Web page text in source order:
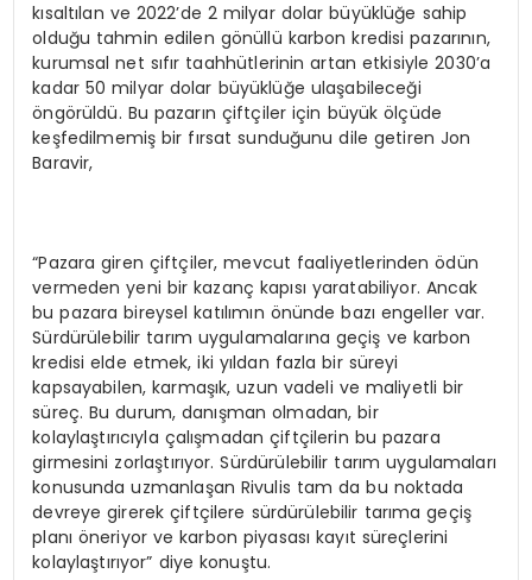
kısaltılan ve 2022’de 2 milyar dolar büyüklüğe sahip
olduğu tahmin edilen gönüllü karbon kredisi pazarının,
kurumsal net sıfır taahhütlerinin artan etkisiyle 2030’a
kadar 50 milyar dolar büyüklüğe ulaşabileceği
öngörüldü. Bu pazarın çiftçiler için büyük ölçüde
keşfedilmemiş bir fırsat sunduğunu dile getiren Jon
Baravir,
“Pazara giren çiftçiler, mevcut faaliyetlerinden ödün
vermeden yeni bir kazanç kapısı yaratabiliyor. Ancak
bu pazara bireysel katılımın önünde bazı engeller var.
Sürdürülebilir tarım uygulamalarına geçiş ve karbon
kredisi elde etmek, iki yıldan fazla bir süreyi
kapsayabilen, karmaşık, uzun vadeli ve maliyetli bir
süreç. Bu durum, danışman olmadan, bir
kolaylaştırıcıyla çalışmadan çiftçilerin bu pazara
girmesini zorlaştırıyor. Sürdürülebilir tarım uygulamaları
konusunda uzmanlaşan Rivulis tam da bu noktada
devreye girerek çiftçilere sürdürülebilir tarıma geçiş
planı öneriyor ve karbon piyasası kayıt süreçlerini
kolaylaştırıyor” diye konuştu.